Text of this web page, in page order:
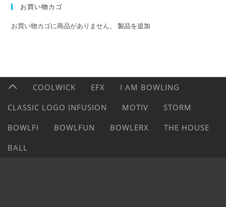
お買い物カゴ
お買い物カゴに商品がありません。製品を追加
COOLWICK EFX
I AM BOWLING
CLASSIC LOGO INFUSION
MOTIV
STORM
BOWLFI
BOWLFUN BOWLERX
THE HOUSE
BALL